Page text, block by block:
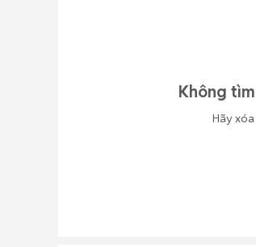
Không
Hãy